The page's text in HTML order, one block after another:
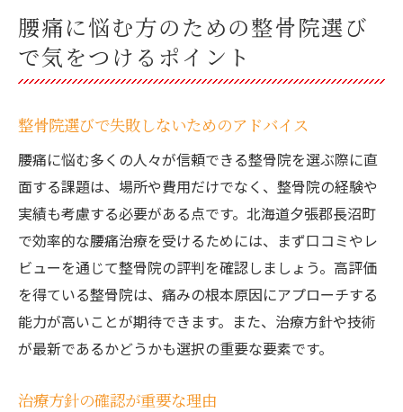
腰痛に悩む方のための整骨院選び
で気をつけるポイント
整骨院選びで失敗しないためのアドバイス
腰痛に悩む多くの人々が信頼できる整骨院を選ぶ際に直
面する課題は、場所や費用だけでなく、整骨院の経験や
実績も考慮する必要がある点です。北海道夕張郡長沼町
で効率的な腰痛治療を受けるためには、まず口コミやレ
ビューを通じて整骨院の評判を確認しましょう。高評価
を得ている整骨院は、痛みの根本原因にアプローチする
能力が高いことが期待できます。また、治療方針や技術
が最新であるかどうかも選択の重要な要素です。
治療方針の確認が重要な理由